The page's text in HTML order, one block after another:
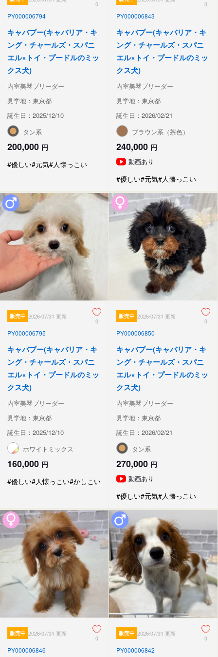
0
PY000006794
キャバプー(キャバリア・キ
ング・チャールズ・スパニ
エル×トイ・プードルのミッ
クス犬)
内室美琴ブリーダー
見学地：東京都
誕生日：2025/12/10
タン系
200,000 円
#優しい#元気#人懐っこい
0
PY000006843
キャバプー(キャバリア・キ
ング・チャールズ・スパニ
エル×トイ・プードルのミッ
クス犬)
内室美琴ブリーダー
見学地：東京都
誕生日：2026/02/21
ブラウン系（茶色）
240,000 円
動画あり
#優しい#元気#人懐っこい
販売中 2026/07/31 更新
0
PY000006795
キャバプー(キャバリア・キ
ング・チャールズ・スパニ
エル×トイ・プードルのミッ
クス犬)
内室美琴ブリーダー
見学地：東京都
誕生日：2025/12/10
ホワイトミックス
160,000 円
#優しい#人懐っこい#かしこい
販売中 2026/07/31 更新
0
PY000006850
キャバプー(キャバリア・キ
ング・チャールズ・スパニ
エル×トイ・プードルのミッ
クス犬)
内室美琴ブリーダー
見学地：東京都
誕生日：2026/02/21
タン系
270,000 円
動画あり
#優しい#元気#人懐っこい
販売中 2026/07/31 更新
0
PY000006846
販売中 2026/07/31 更新
0
PY000006842